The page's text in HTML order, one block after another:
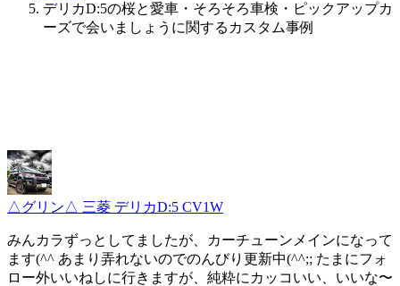
デリカD:5の桜と愛車・そろそろ車検・ピックアップカ
ーズで会いましょうに関するカスタム事例
△グリン△ 三菱 デリカD:5 CV1W
みんカラずっとしてましたが、カーチューンメインになって
ます(^^ あまり弄れないのでのんびり更新中(^^;; たまにフォ
ロー外いいねしに行きますが、純粋にカッコいい、いいな〜